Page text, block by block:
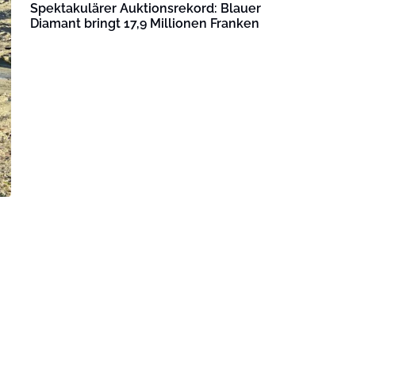
Spektakulärer Auktionsrekord: Blauer
Diamant bringt 17,9 Millionen Franken